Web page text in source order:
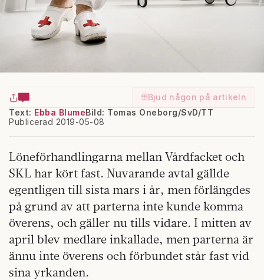
Bjud någon på artikeln
Text: Ebba Blume
Publicerad 2019-05-08
Bild: Tomas Oneborg/SvD/TT
Löneförhandlingarna mellan Vårdfacket och
SKL har kört fast. Nuvarande avtal gällde
egentligen till sista mars i år, men förlängdes
på grund av att parterna inte kunde komma
överens, och gäller nu tills vidare. I mitten av
april blev medlare inkallade, men parterna är
ännu inte överens och förbundet står fast vid
sina yrkanden.